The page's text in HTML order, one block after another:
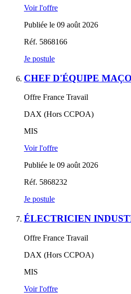
Voir l'offre
Publiée le 09 août 2026
Réf. 5868166
Je postule
CHEF D'ÉQUIPE
Offre France Travail
DAX (Hors CCPOA)
MIS
Voir l'offre
Publiée le 09 août 2026
Réf. 5868232
Je postule
ÉLECTRICIEN
Offre France Travail
DAX (Hors CCPOA)
MIS
Voir l'offre